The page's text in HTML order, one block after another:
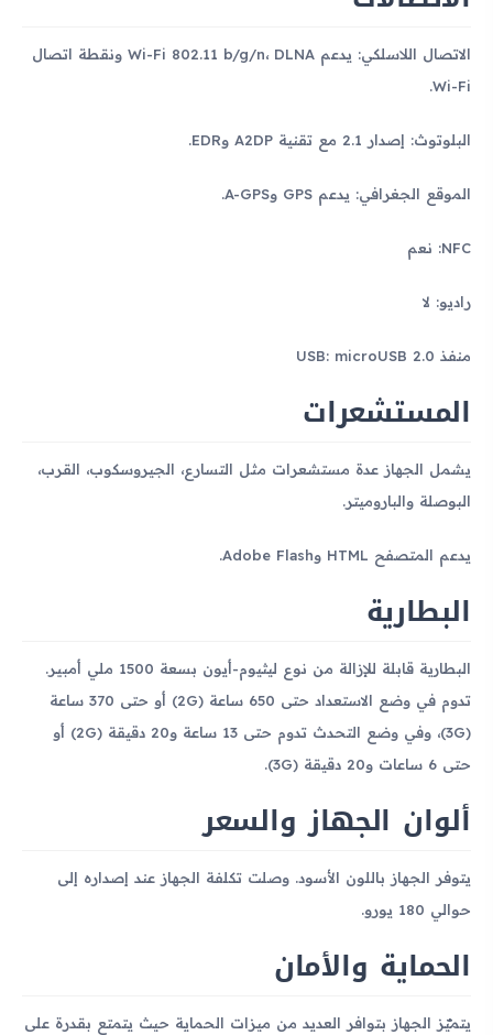
الاتصال اللاسلكي: يدعم Wi-Fi 802.11 b/g/n، DLNA ونقطة اتصال
Wi-Fi.
البلوتوث: إصدار 2.1 مع تقنية A2DP وEDR.
الموقع الجغرافي: يدعم GPS وA-GPS.
NFC: نعم
راديو: لا
منفذ USB: microUSB 2.0
المستشعرات
يشمل الجهاز عدة مستشعرات مثل التسارع، الجيروسكوب، القرب،
البوصلة والباروميتر.
يدعم المتصفح HTML وAdobe Flash.
البطارية
البطارية قابلة للإزالة من نوع ليثيوم-أيون بسعة 1500 ملي أمبير.
تدوم في وضع الاستعداد حتى 650 ساعة (2G) أو حتى 370 ساعة
(3G)، وفي وضع التحدث تدوم حتى 13 ساعة و20 دقيقة (2G) أو
حتى 6 ساعات و20 دقيقة (3G).
ألوان الجهاز والسعر
يتوفر الجهاز باللون الأسود. وصلت تكلفة الجهاز عند إصداره إلى
حوالي 180 يورو.
الحماية والأمان
يتميّز الجهاز بتوافر العديد من ميزات الحماية حيث يتمتع بقدرة على